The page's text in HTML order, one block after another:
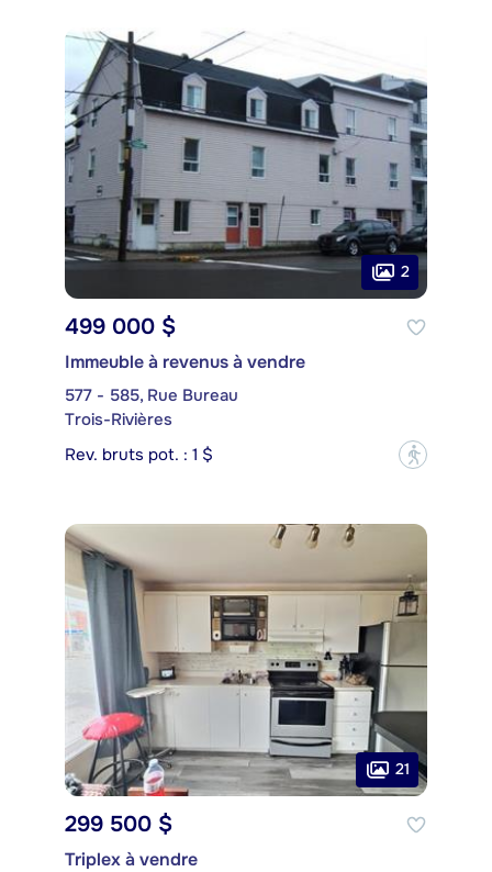
2
499 000 $
Immeuble à revenus à vendre
577 - 585, Rue Bureau
Trois-Rivières
Rev. bruts pot. : 1 $
?
21
299 500 $
Triplex à vendre